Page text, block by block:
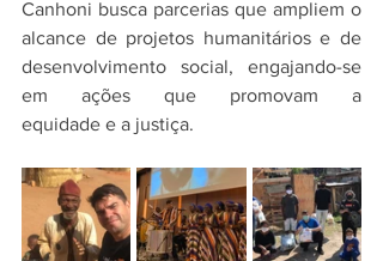
Canhoni busca parcerias que ampliem o
alcance de projetos humanitários e de
desenvolvimento social, engajando-se
em ações que promovam a
equidade e a justiça.